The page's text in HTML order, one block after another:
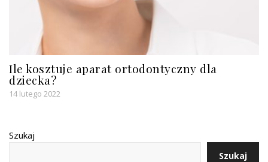
Ile kosztuje aparat ortodontyczny dla
dziecka?
14 lutego 2022
Szukaj
Szukaj